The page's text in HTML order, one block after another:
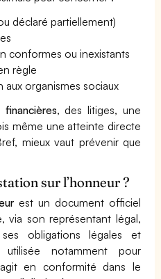
déclaré partiellement)
conformes ou inexistants
règle
organismes sociaux
financières, des litiges, une
même une atteinte directe
mieux vaut prévenir que
sur l’honneur ?
est un document officiel
via son représentant légal,
obligations légales et
utilisée notamment pour
en conformité dans le